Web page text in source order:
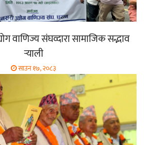
वाणिज्य संघव्दारा सामाजिक सद्भाव
र्‍याली
साउन १७, २०८३